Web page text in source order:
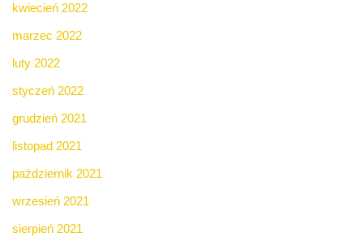
kwiecień 2022
marzec 2022
luty 2022
styczeń 2022
grudzień 2021
listopad 2021
październik 2021
wrzesień 2021
sierpień 2021